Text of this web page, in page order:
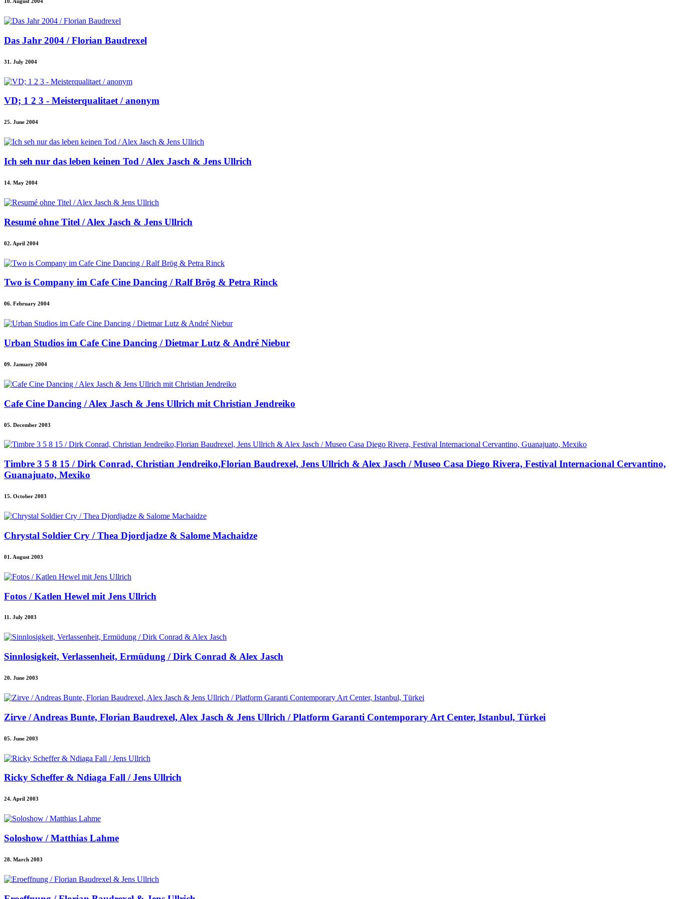
Das Jahr 2004 / Florian Baudrexel
31. July 2004
VD; 1 2 3 - Meisterqualitaet / anonym
25. June 2004
Ich seh nur das leben keinen Tod / Alex Jasch & Jens Ullrich
14. May 2004
Resumé ohne Titel / Alex Jasch & Jens Ullrich
02. April 2004
Two is Company im Cafe Cine Dancing / Ralf Brög & Petra Rinck
06. February 2004
Urban Studios im Cafe Cine Dancing / Dietmar Lutz & André Niebur
09. January 2004
Cafe Cine Dancing / Alex Jasch & Jens Ullrich mit Christian Jendreiko
05. December 2003
Timbre 3 5 8 15 / Dirk Conrad, Christian Jendreiko,Florian Baudrexel, Jens Ullrich & Alex Jasch / Museo Casa Diego Rivera, Festival Internacional Cervantino,
Guanajuato, Mexiko
15. October 2003
Chrystal Soldier Cry / Thea Djordjadze & Salome Machaidze
01. August 2003
Fotos / Katlen Hewel mit Jens Ullrich
11. July 2003
Sinnlosigkeit, Verlassenheit, Ermüdung / Dirk Conrad & Alex Jasch
20. June 2003
Zirve / Andreas Bunte, Florian Baudrexel, Alex Jasch & Jens Ullrich / Platform Garanti Contemporary Art Center, Istanbul, Türkei
05. June 2003
Ricky Scheffer & Ndiaga Fall / Jens Ullrich
24. April 2003
Soloshow / Matthias Lahme
28. March 2003